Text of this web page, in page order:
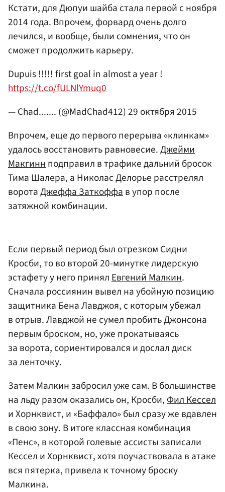
Кстати, для Дюпуи шайба стала первой с ноября
2014 года. Впрочем, форвард очень долго
лечился, и вообще, были сомнения, что он
сможет продолжить карьеру.
Dupuis !!!!! first goal in almost a year !
https://t.co/fULNlYmuq0
— Chad....... (@MadChad412)29 октября 2015
Впрочем, еще до первого перерыва «клинкам»
удалось восстановить равновесие.Джейми
Макгиннподправил в трафике дальний бросок
Тима Шалера, а Николас Делорье расстрелял
воротаДжеффа Заткоффав упор после
затяжной комбинации.
Если первый период был отрезком Сидни
Кросби, то во второй 20-минутке лидерскую
эстафету у него принялЕвгений Малкин.
Сначала россиянин вывел на убойную позицию
защитника Бена Лавджоя, с которым убежал
в отрыв. Лавджой не сумел пробить Джонсона
первым броском, но, уже прокатываясь
за ворота, сориентировался и дослал диск
за ленточку.
Затем Малкин забросил уже сам. В большинстве
на льду разом оказались он, Кросби,Фил Кессел
и Хорнквист, и «Баффало» был сразу же вдавлен
в свою зону. В итоге классная комбинация
«Пенс», в которой голевые ассисты записали
Кессел и Хорнквист, хотя поучаствовала в атаке
вся пятерка, привела к точному броску
Малкина.